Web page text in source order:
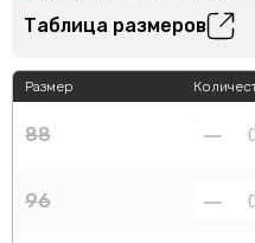
Таблица размеров
Размер
88
96